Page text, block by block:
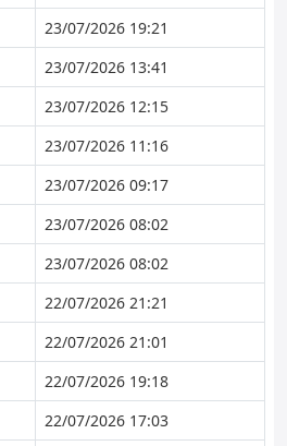
23/07/2026 19:21
23/07/2026 13:41
23/07/2026 12:15
23/07/2026 11:16
23/07/2026 09:17
23/07/2026 08:02
23/07/2026 08:02
22/07/2026 21:21
22/07/2026 21:01
22/07/2026 19:18
22/07/2026 17:03